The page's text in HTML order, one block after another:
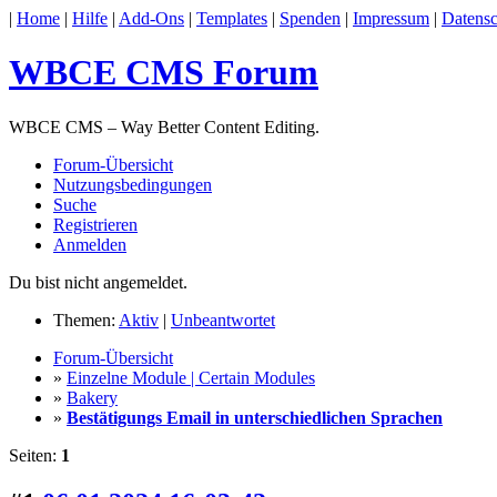
| Home | Hilfe | Add-Ons | Templates | Spenden | Impressum |
WBCE CMS Forum
WBCE CMS – Way Better Content Editing.
Forum-Übersicht
Nutzungsbedingungen
Suche
Registrieren
Anmelden
Du bist nicht angemeldet.
Themen: Aktiv | Unbeantwortet
Forum-Übersicht
» Einzelne Module | Certain Modules
» Bakery
» Bestätigungs Email in unterschiedlichen Sprachen
Seiten: 1